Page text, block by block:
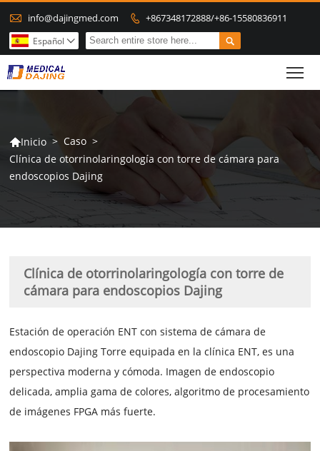
 info@dajingmed.com  +867348172888/+86-15580836911

Español 
Inicio > Caso >
Clínica de otorrinolaringología con torre de cámara para
endoscopios Dajing
Clínica de otorrinolaringología con torre de
cámara para endoscopios Dajing
Estación de operación ENT con sistema de cámara de
endoscopio Dajing Torre equipada en la clínica ENT, es una
perspectiva moderna y cómoda. Imagen de endoscopio
delicada, amplia gama de colores, algoritmo de procesamiento
de imágenes FPGA más fuerte.